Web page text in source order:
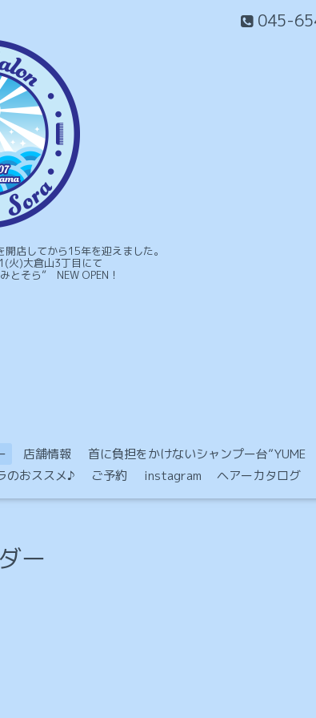
045-
店してから15年を迎えました。
火)大倉山3丁目にて
とそら” NEW OPEN！
店舗情報
首に負担をかけないシャンプー台”YUME
のおススメ♪ ご予約 instagram ヘアーカタログ
ー